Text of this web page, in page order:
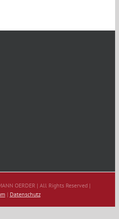
OERDER | All Rights Reserved |
| Datenschutz